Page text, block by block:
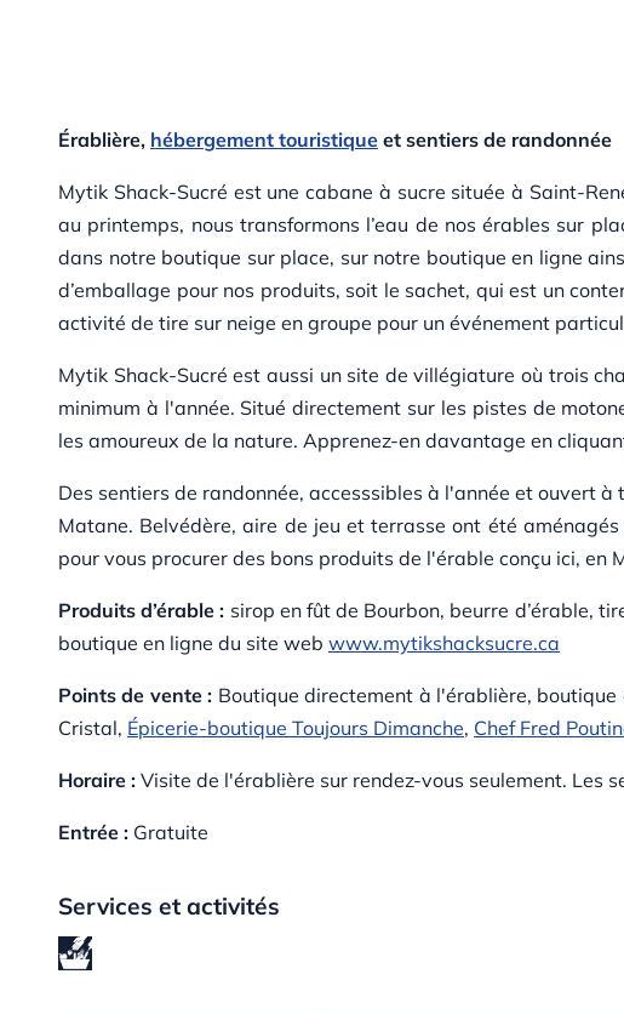
Érablière, hébergement touristique et sentiers de randonnée
Mytik Shack-Sucré est une cabane à sucre située à Saint-
au printemps, nous transformons l’eau de nos érables sur
dans notre boutique sur place, sur notre boutique en ligne
d’emballage pour nos produits, soit le sachet, qui est un
activité de tire sur neige en groupe pour un événement
Mytik Shack-Sucré est aussi un site de villégiature où trois
minimum à l'année. Situé directement sur les pistes de
les amoureux de la nature. Apprenez-en davantage en
Des sentiers de randonnée, accesssibles à l'année et ouvert
Matane. Belvédère, aire de jeu et terrasse ont été
pour vous procurer des bons produits de l'érable conçu ici, en
Produits d’érable : sirop en fût de Bourbon, beurre d’érable,
boutique en ligne du site web www.mytikshacksucre.ca
Points de vente : Boutique directement à l'érablière, boutique
Cristal, Épicerie-boutique Toujours Dimanche, Chef Fred
Horaire : Visite de l'érablière sur rendez-vous seulement. Les
Entrée : Gratuite
Services et activités
A